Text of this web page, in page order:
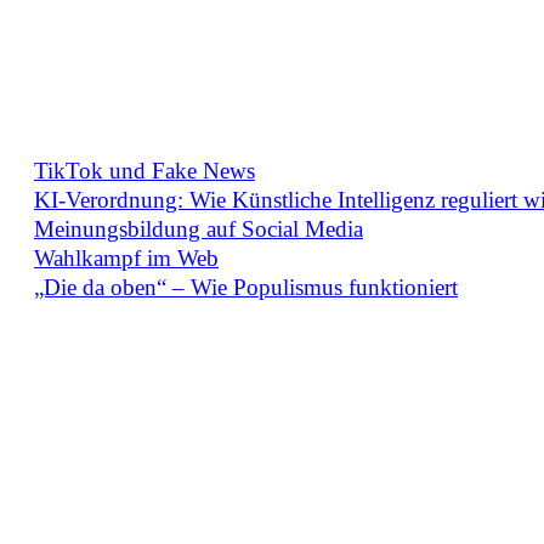
TikTok und Fake News
KI-Verordnung: Wie Künstliche Intelligenz reguliert
Meinungsbildung auf Social Media
Wahlkampf im Web
„Die da oben“ – Wie Populismus funktioniert